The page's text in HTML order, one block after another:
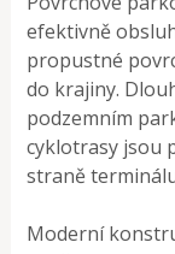
efektivně
propustné
do krajiny.
podzemním
cyklotrasy jsou
straně
Moderní